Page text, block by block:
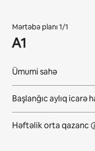
Mərtəbə planı 1/1
A1
Ümumi sahə
Başlanğıc aylıq icarə
Həftəlik ortaqazanc